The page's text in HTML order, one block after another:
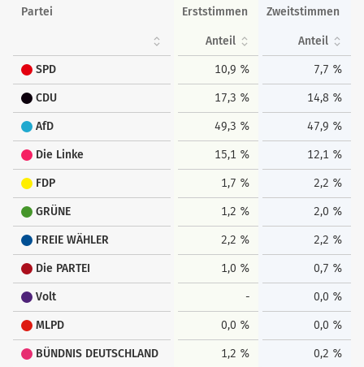
Partei Erststimmen Zweitstimmen
Anteil Anteil
SPD 10,9 % 7,7 %
CDU 17,3 % 14,8 %
AfD 49,3 % 47,9 %
Die Linke 15,1 % 12,1 %
FDP 1,7 % 2,2 %
GRÜNE 1,2 % 2,0 %
FREIE WÄHLER 2,2 % 2,2 %
Die PARTEI 1,0 % 0,7 %
Volt - 0,0 %
MLPD 0,0 % 0,0 %
BÜNDNIS DEUTSCHLAND 1,2 % 0,2 %